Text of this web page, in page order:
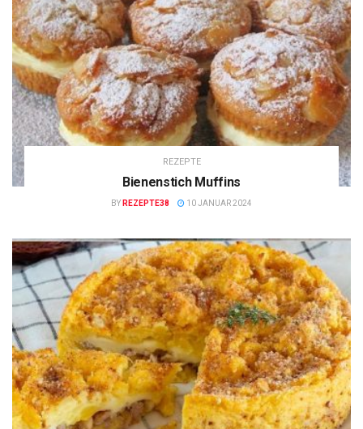
REZEPTE
Bienenstich Muffins
BY REZEPTE38 10 JANUAR 2024